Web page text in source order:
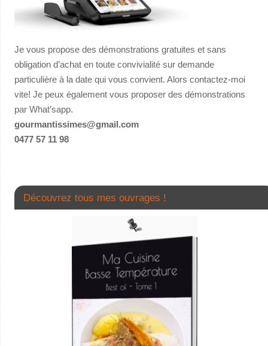
Je vous propose des démonstrations gratuites et sans
obligation d’achat en toute convivialité sur demande
particulière à la date qui vous convient. Alors contactez-moi
vite! Je peux également vous proposer des démonstrations
par What’sapp.
gourmantissimes@gmail.com
0477 57 11 98
Découvrez tous mes ouvrages !